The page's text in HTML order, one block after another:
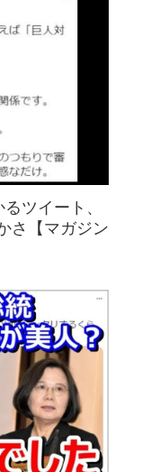
ツイート、
さ【マガジン